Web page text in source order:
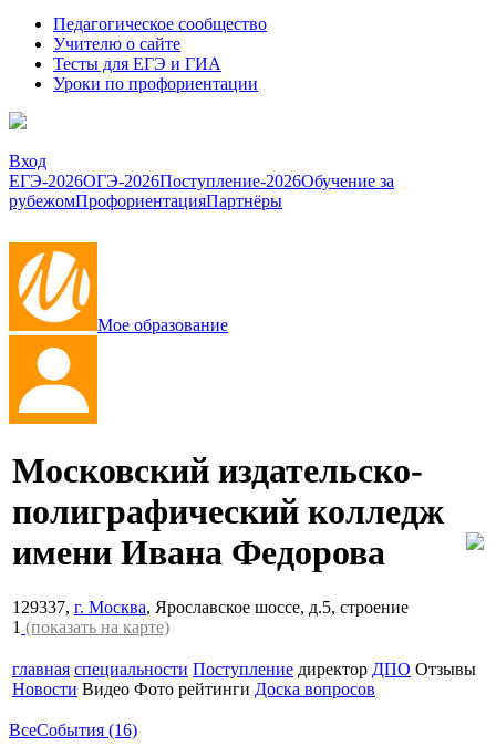
Педагогическое сообщество
Учителю о сайте
Тесты для ЕГЭ и ГИА
Уроки по профориентации
Вход
ЕГЭ-2026ОГЭ-2026Поступление-2026Обучение за
рубежомПрофориентацияПартнёры
Мое образование
Московский издательско-
полиграфический колледж
имени Ивана Федорова
129337, г. Москва, Ярославское шоссе, д.5, строение
1 (показать на карте)
главная специальности Поступление директор ДПО Отзывы
Новости Видео Фото рейтинги Доска вопросов
ВсеСобытия (16)